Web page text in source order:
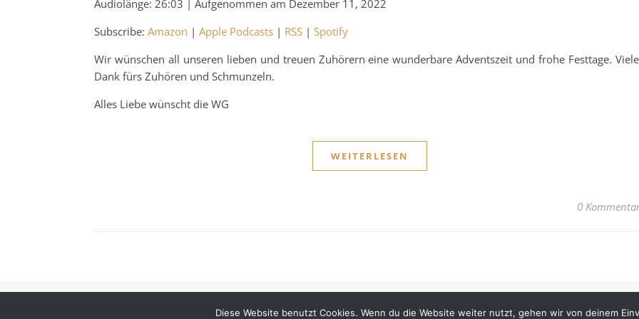
RSS FEED
SHARE
LINK
EMBED
Audiolänge: 26:03 | Aufgenommen am Dezember 11, 2022
Subscribe: Amazon | Apple Podcasts | RSS | Spotify
Wir wünschen all unseren lieben und treuen Zuhörern eine wunderbare Adventszeit und frohe Festtage.
Dank fürs Zuhören und Schmunzeln.
Alles Liebe wünscht die WG
WEITERLESEN
0
Das
Diese Website benutzt Cookies. Wenn du die Website weiter nutzt, gehen wir von deinem